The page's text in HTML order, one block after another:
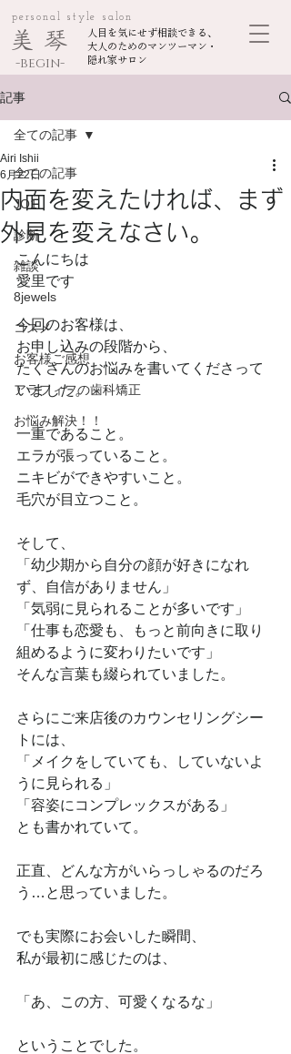
personal style salon
美 琴
-begin-
人目を気にせず相談できる、
大人のためのマンツーマン・
隠れ家サロン
記事
全ての記事
JO1
診断
雑談
8jewels
コスメ
お客様ご感想
アラフィフの歯科矯正
お悩み解決！！
全ての記事
内面を変えたければ、まず
外見を変えなさい。
Airi Ishii
6月22日
こんにちは
愛里です
今回のお客様は、
お申し込みの段階から、
たくさんのお悩みを書いてくださって
いました。
一重であること。
エラが張っていること。
ニキビができやすいこと。
毛穴が目立つこと。
そして、
「幼少期から自分の顔が好きになれ
ず、自信がありません」
「気弱に見られることが多いです」
「仕事も恋愛も、もっと前向きに取り
組めるように変わりたいです」
そんな言葉も綴られていました。
さらにご来店後のカウンセリングシー
トには、
「メイクをしていても、していないよ
うに見られる」
「容姿にコンプレックスがある」
とも書かれていて。
正直、どんな方がいらっしゃるのだろ
う…と思っていました。
でも実際にお会いした瞬間、
私が最初に感じたのは、
「あ、この方、可愛くなるな」
ということでした。